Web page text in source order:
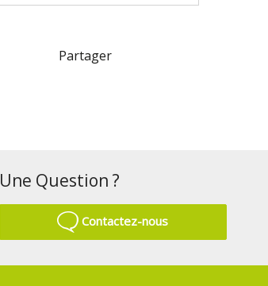
Partager
Une Question ?
Contactez-nous